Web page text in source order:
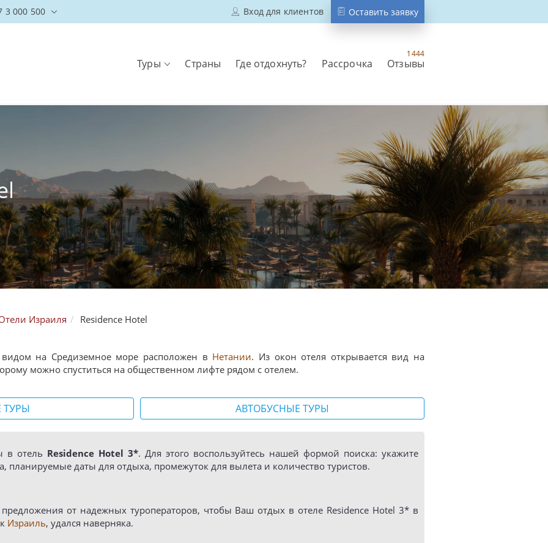
3 000 500 Вход для клиентов Оставить заявку
Туры Страны Где отдохнуть? Рассрочка Отзывы
1444
Израиля Residence Hotel
на Средиземное море расположен в Нетании. Из окон отеля открывается вид на
можно спуститься на общественном лифте рядом с отелем.
АВТОБУСНЫЕ ТУРЫ
в отель Residence Hotel 3*. Для этого воспользуйтесь нашей формой поиска: укажите
планируемые даты для отдыха, промежуток для вылета и количество туристов.
от надежных туроператоров, чтобы Ваш отдых в отеле Residence Hotel 3* в
Израиль, удался наверняка.